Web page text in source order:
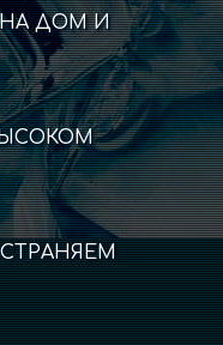
ДОМ И